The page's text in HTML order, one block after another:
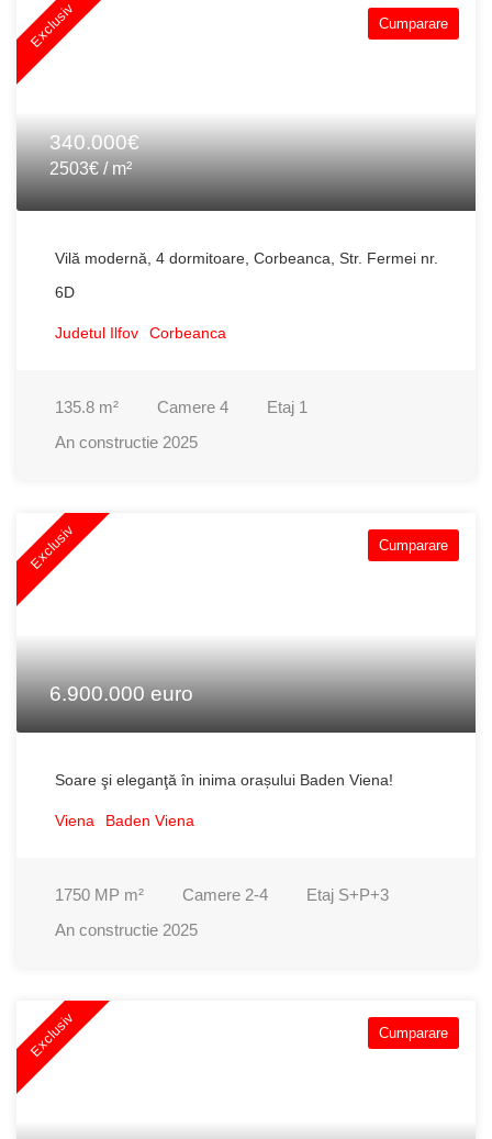
Exclusiv Cumparare
340.000€
2503€ / m²
Vilă modernă, 4 dormitoare, Corbeanca, Str. Fermei nr.
6D
Judetul Ilfov Corbeanca
135.8 m² Camere 4 Etaj 1
An constructie 2025
Exclusiv Cumparare
6.900.000 euro
Soare şi eleganţă în inima orașului Baden Viena!
Viena Baden Viena
1750 MP m² Camere 2-4 Etaj S+P+3
An constructie 2025
Exclusiv Cumparare